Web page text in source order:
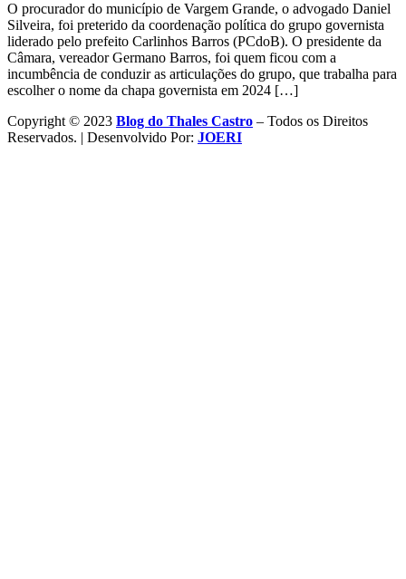
O procurador do município de Vargem Grande, o advogado Daniel
Silveira, foi preterido da coordenação política do grupo governista
liderado pelo prefeito Carlinhos Barros (PCdoB). O presidente da
Câmara, vereador Germano Barros, foi quem ficou com a
incumbência de conduzir as articulações do grupo, que trabalha para
escolher o nome da chapa governista em 2024 […]
Copyright © 2023 Blog do Thales Castro – Todos os Direitos
Reservados. | Desenvolvido Por: JOERI